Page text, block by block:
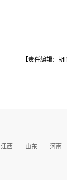
【责任编辑：胡
江西 山东 河南